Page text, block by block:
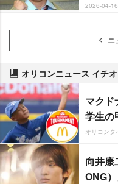
2026-04-16
ニ
オリコンニュース イチ
マクド
学生の
オリコンタ
向井康
ONG）